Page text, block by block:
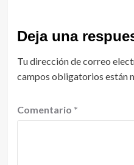
Deja una
Tu dirección de correo
campos obligatorios están
Comentario *